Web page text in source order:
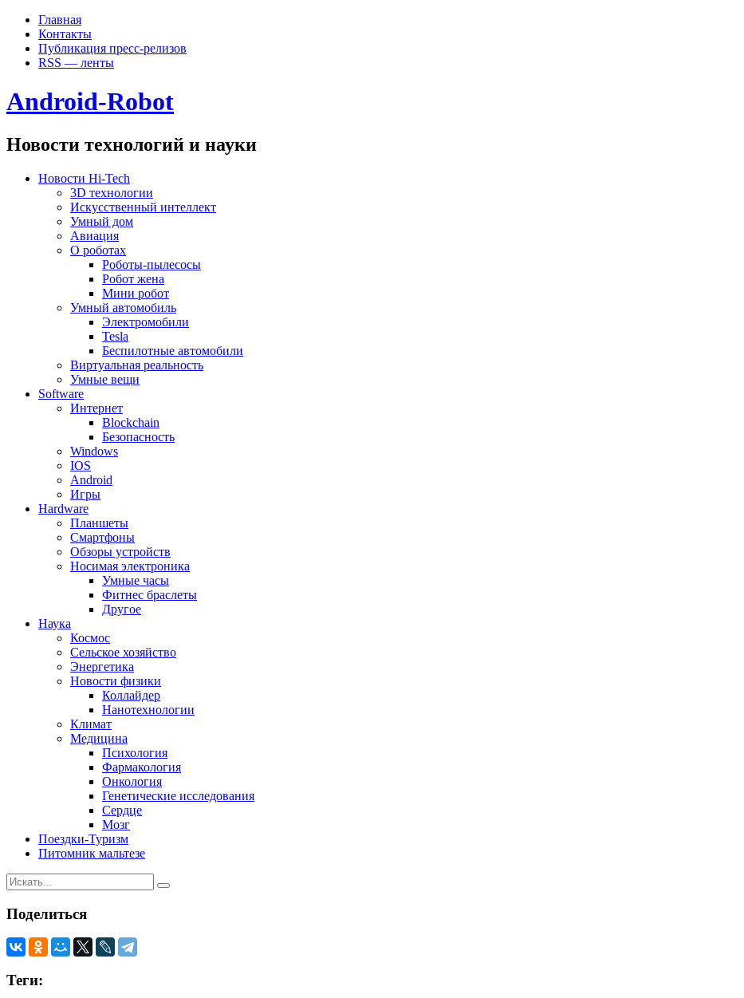
Главная
Контакты
Публикация пресс-релизов
RSS — ленты
Android-Robot
Новости технологий и науки
Новости Hi-Tech
3D технологии
Искусственный интеллект
Умный дом
Авиация
О роботах
Роботы-пылесосы
Робот жена
Мини робот
Умный автомобиль
Электромобили
Tesla
Беспилотные автомобили
Виртуальная реальность
Умные вещи
Software
Интернет
Blockchain
Безопасность
Windows
IOS
Android
Игры
Hardware
Планшеты
Смартфоны
Обзоры устройств
Носимая электроника
Умные часы
Фитнес браслеты
Другое
Наука
Космос
Сельское хозяйство
Энергетика
Новости физики
Коллайдер
Нанотехнологии
Климат
Медицина
Психология
Фармакология
Онкология
Генетические исследования
Сердце
Мозг
Поездки-Туризм
Питомник мальтезе
Поделиться
Теги: